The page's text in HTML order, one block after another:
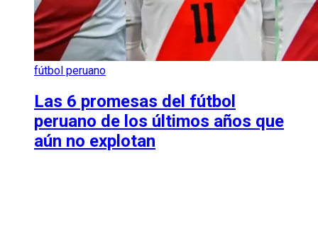
fútbol peruano
Las 6 promesas del fútbol
peruano de los últimos años que
aún no explotan